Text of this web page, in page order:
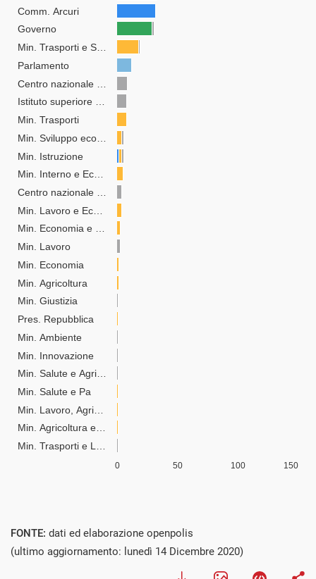
FONTE: dati ed elaborazione openpolis
(ultimo aggiornamento: lunedì 14 Dicembre 2020)